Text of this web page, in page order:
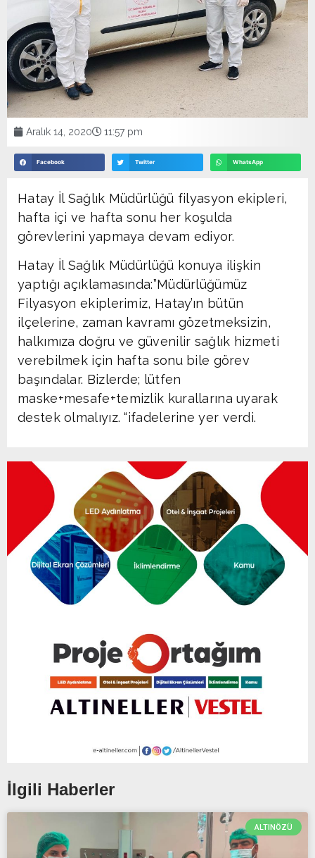
Aralık 14, 2020 11:57 pm
Facebook Twitter WhatsApp
Hatay İl Sağlık Müdürlüğü filyasyon ekipleri,
hafta içi ve hafta sonu her koşulda
görevlerini yapmaya devam ediyor.
Hatay İl Sağlık Müdürlüğü konuya ilişkin
yaptığı açıklamasında:”Müdürlüğümüz
Filyasyon ekiplerimiz, Hatay’ın bütün
ilçelerine, zaman kavramı gözetmeksizin,
halkımıza doğru ve güvenilir sağlık hizmeti
verebilmek için hafta sonu bile görev
başındalar. Bizlerde; lütfen
maske+mesafe+temizlik kurallarına uyarak
destek olmalıyız. “ifadelerine yer verdi.
İlgili Haberler
ALTINÖZÜ